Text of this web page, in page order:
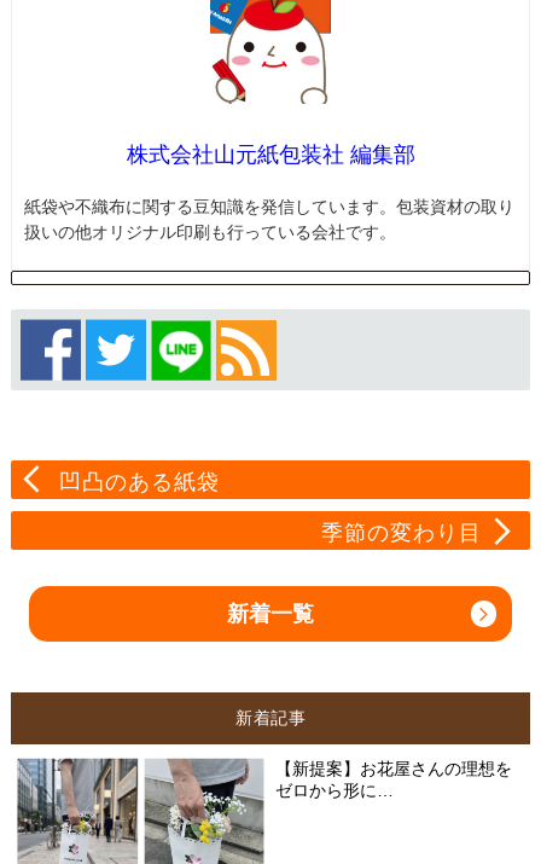
株式会社山元紙包装社 編集部
紙袋や不織布に関する豆知識を発信しています。包装資材の取り
扱いの他オリジナル印刷も行っている会社です。
凹凸のある紙袋
季節の変わり目
新着一覧
新着記事
【新提案】お花屋さんの理想を
ゼロから形に…